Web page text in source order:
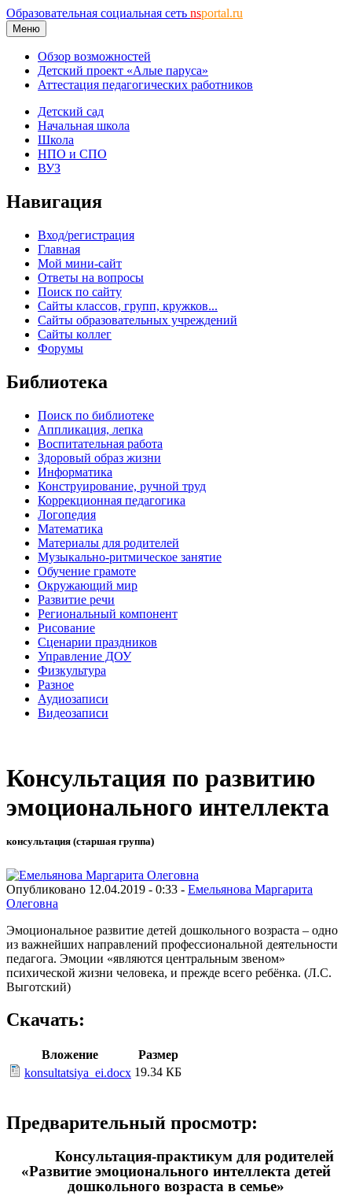
Образовательная социальная сеть nsportal.ru
Меню
Обзор возможностей
Детский проект «Алые паруса»
Аттестация педагогических работников
Детский сад
Начальная школа
Школа
НПО и СПО
ВУЗ
Навигация
Вход/регистрация
Главная
Мой мини-сайт
Ответы на вопросы
Поиск по сайту
Сайты классов, групп, кружков...
Сайты образовательных учреждений
Сайты коллег
Форумы
Библиотека
Поиск по библиотеке
Аппликация, лепка
Воспитательная работа
Здоровый образ жизни
Информатика
Конструирование, ручной труд
Коррекционная педагогика
Логопедия
Математика
Материалы для родителей
Музыкально-ритмическое занятие
Обучение грамоте
Окружающий мир
Развитие речи
Региональный компонент
Рисование
Сценарии праздников
Управление ДОУ
Физкультура
Разное
Аудиозаписи
Видеозаписи
Консультация по развитию
эмоционального интеллекта
консультация (старшая группа)
Опубликовано 12.04.2019 - 0:33 - Емельянова Маргарита
Олеговна
Эмоциональное развитие детей дошкольного возраста – одно
из важнейших направлений профессиональной деятельности
педагога. Эмоции «являются центральным звеном»
психической жизни человека, и прежде всего ребёнка. (Л.С.
Выготский)
Скачать:
Вложение
Размер
konsultatsiya_ei.docx 19.34 КБ
Предварительный просмотр:
Консультация-практикум для родителей
«Развитие эмоционального интеллекта детей
дошкольного возраста в семье»